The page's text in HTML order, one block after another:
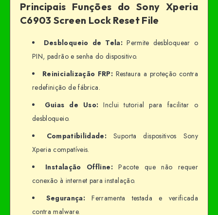
Principais Funções do Sony Xperia
C6903 Screen Lock Reset File
Desbloqueio de Tela: Permite desbloquear o
PIN, padrão e senha do dispositivo.
Reinicialização FRP: Restaura a proteção contra
redefinição de fábrica.
Guias de Uso: Inclui tutorial para facilitar o
desbloqueio.
Compatibilidade: Suporta dispositivos Sony
Xperia compatíveis.
Instalação Offline:Pacote que não requer
conexão à internet para instalação.
Segurança: Ferramenta testada e verificada
contra malware.